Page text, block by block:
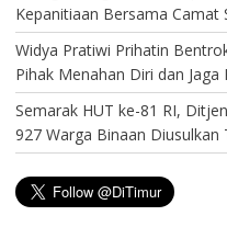
Kepanitiaan Bersama Camat
Widya Pratiwi Prihatin
Pihak Menahan Diri dan Jaga
Semarak HUT ke-81 RI,
927 Warga Binaan Diusulkan